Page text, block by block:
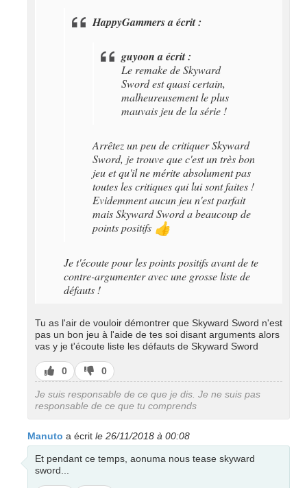
HappyGammers a écrit :
guyoon a écrit :
Le remake de Skyward
Sword est quasi certain,
malheureusement le plus
mauvais jeu de la série !
Arrêtez un peu de critiquer Skyward
Sword, je trouve que c'est un très bon
jeu et qu'il ne mérite absolument pas
toutes les critiques qui lui sont faites !
Evidemment aucun jeu n'est parfait
mais Skyward Sword a beaucoup de
points positifs 👍
Je t'écoute pour les points positifs avant de te
contre-argumenter avec une grosse liste de
défauts !
Tu as l'air de vouloir démontrer que Skyward Sword n'est
pas un bon jeu à l'aide de tes soi disant arguments alors
vas y je t'écoute liste les défauts de Skyward Sword
J’aime
0
J’aime
pas
0
Je suis responsable de ce que je dis. Je ne suis pas
responsable de ce que tu comprends
Manuto a écrit le 26/11/2018 à 00:08
Et pendant ce temps, aonuma nous tease skyward
sword...